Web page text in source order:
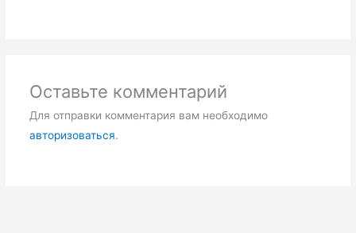
Оставьте комментарий
Для отправки комментария вам необходимо
авторизоваться.